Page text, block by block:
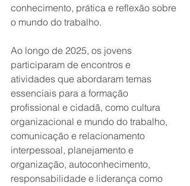
conhecimento, prática e reflexão sobre
o mundo do trabalho.
Ao longo de 2025, os jovens
participaram de encontros e
atividades que abordaram temas
essenciais para a formação
profissional e cidadã, como cultura
organizacional e mundo do trabalho,
comunicação e relacionamento
interpessoal, planejamento e
organização, autoconhecimento,
responsabilidade e liderança como